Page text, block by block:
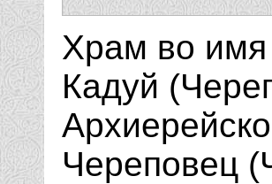
Храм во имя
Кадуй
Череповец